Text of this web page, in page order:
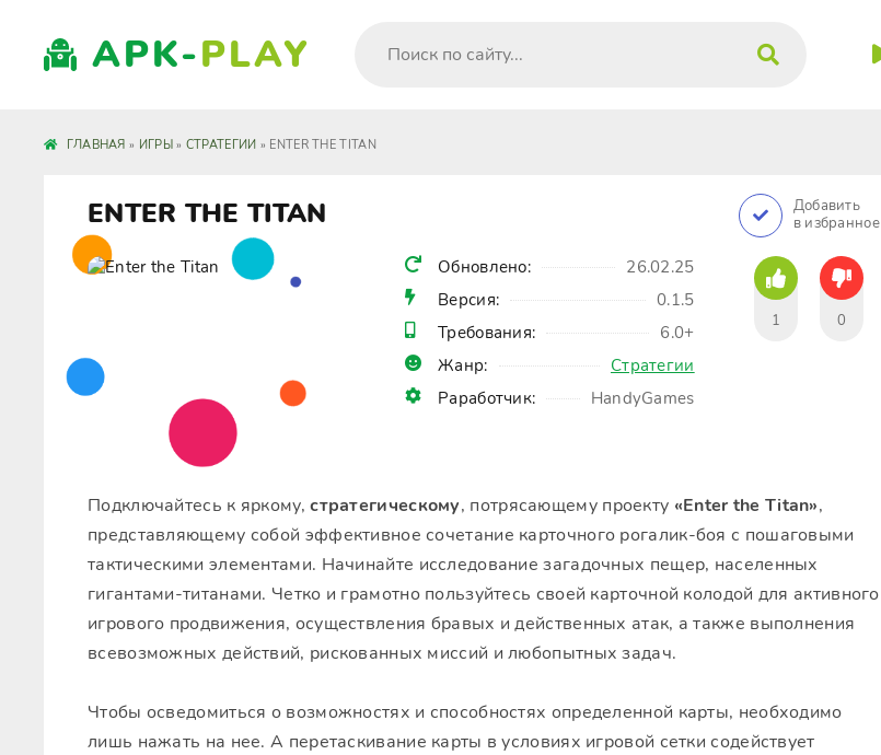
APK-PLAY
ГЛАВНАЯ » ИГРЫ» СТРАТЕГИИ » ENTER THE TITAN
ENTER THE TITAN
Обновлено:
26.02.25
Версия:
0.1.5
Требования:
6.0+
Жанр:
Стратегии
Раработчик:
HandyGames
Добавить
в избранное
1 0
Подключайтесь к яркому,стратегическому, потрясающему проекту «Enter the Titan»,
представляющему собой эффективное сочетание карточного рогалик-боя с пошаговыми
тактическими элементами. Начинайте исследование загадочных пещер, населенных
гигантами-титанами. Четко и грамотно пользуйтесь своей карточной колодой для активного
игрового продвижения, осуществления бравых и действенных атак, а также выполнения
всевозможных действий, рискованных миссий и любопытных задач.
Чтобы осведомиться о возможностях и способностях определенной карты, необходимо
лишь нажать на нее. А перетаскивание карты в условиях игровой сетки содействует